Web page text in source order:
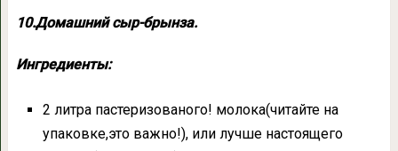
10.Домашний сыр-брынза.
Ингредиенты:
2 литра пастеризованого! молока(читайте на
упаковке,это важно!), или лучше настоящего